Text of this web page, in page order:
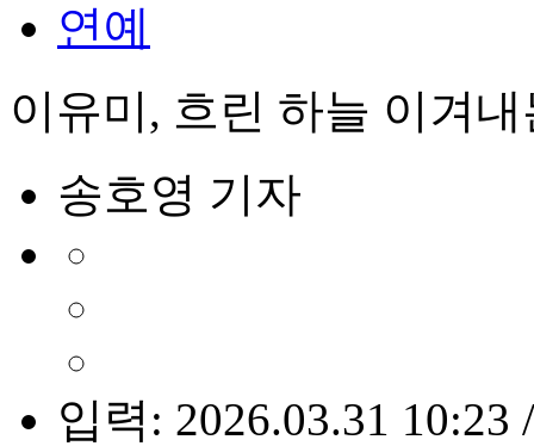
연예
이유미, 흐린 하늘 이겨
송호영 기자
입력: 2026.03.31 10:23